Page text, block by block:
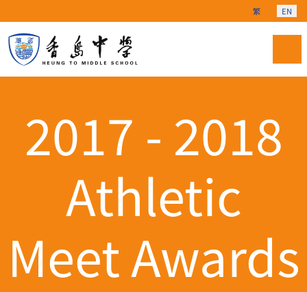
Select your
繁 EN
2017 - 2018
Athletic
Meet Awards